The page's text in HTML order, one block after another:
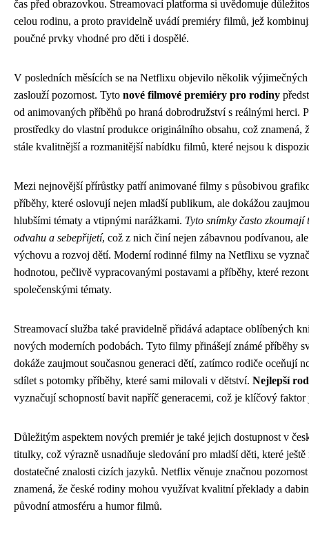
čas před obrazovkou. Streamovací platforma si uvědomuje
celou rodinu, a proto pravidelně uvádí premiéry filmů, jež
poučné prvky vhodné pro děti i dospělé.
V posledních měsících se na Netflixu objevilo několik
zaslouží pozornost. Tyto nové filmové premiéry pro rodiny
od animovaných příběhů po hraná dobrodružství s reálnými herci.
prostředky do vlastní produkce originálního obsahu, což znamená,
stále kvalitnější a rozmanitější nabídku filmů, které nejsou k
Mezi nejnovější přírůstky patří animované filmy s působivou
příběhy, které oslovují nejen mladší publikum, ale dokážou
hlubšími tématy a vtipnými narážkami. Tyto snímky často
odvahu a sebepřijetí, což z nich činí nejen zábavnou podívanou,
výchovu a rozvoj dětí. Moderní rodinné filmy na Netflixu se
hodnotou, pečlivě vypracovanými postavami a příběhy, které
společenskými tématy.
Streamovací služba také pravidelně přidává adaptace oblíbených
nových moderních podobách. Tyto filmy přinášejí známé příběhy
dokáže zaujmout současnou generaci dětí, zatímco rodiče oceňují
sdílet s potomky příběhy, které sami milovali v dětství. Nejlepší
vyznačují schopností bavit napříč generacemi, což je klíčový faktor
Důležitým aspektem nových premiér je také jejich dostupnost v
titulky, což výrazně usnadňuje sledování pro mladší děti, které
dostatečné znalosti cizích jazyků. Netflix věnuje značnou
znamená, že české rodiny mohou využívat kvalitní překlady a
původní atmosféru a humor filmů.